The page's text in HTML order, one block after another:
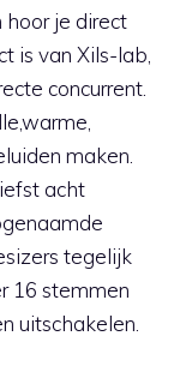
hoor je direct
is van Xils-lab,
concurrent.
maken.
acht
tegelijk
16 stemmen
uitschakelen.